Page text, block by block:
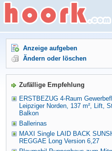
Anzeige aufgeben
Ändern oder löschen
Zufällige Empfehlung
ERSTBEZUG 4-Raum
Leipziger Norden, 137 m², Lift,
Balkon
Ballerinas
MAXI Single LAID BACK
REGGAE Long Version 6,27